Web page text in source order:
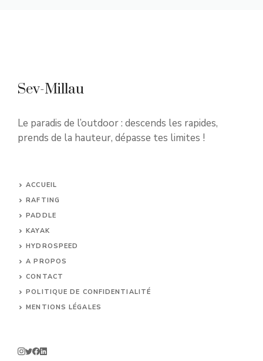
Sev-Millau
Le paradis de l’outdoor : descends les rapides,
prends de la hauteur, dépasse tes limites !
ACCUEIL
RAFTING
PADDLE
KAYAK
HYDROSPEED
A PROPOS
CONTACT
POLITIQUE DE CONFIDENTIALITÉ
MENTIONS LÉGALES